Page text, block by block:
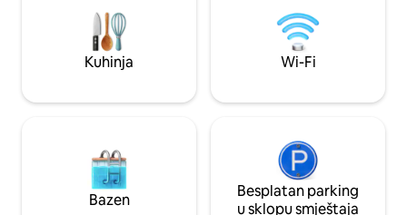
Pratite nas na Instagramu za još
Kuhinja Wi-Fi
Bazen
Besplatan parking
u sklopu smještaja